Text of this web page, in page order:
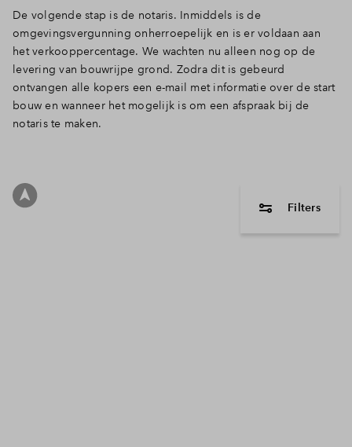
De volgende stap is de notaris. Inmiddels is de
omgevingsvergunning onherroepelijk en is er voldaan aan
het verkooppercentage. We wachten nu alleen nog op de
levering van bouwrijpe grond. Zodra dit is gebeurd
ontvangen alle kopers een e-mail met informatie over de start
bouw en wanneer het mogelijk is om een afspraak bij de
notaris te maken.
Filters